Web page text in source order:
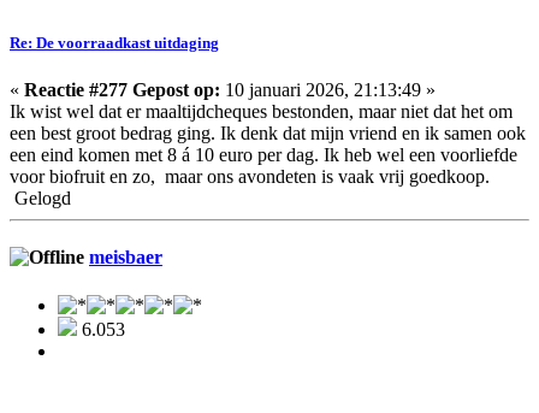
Re: De voorraadkast uitdaging
« Reactie #277 Gepost op: 10 januari 2026, 21:13:49 »
Ik wist wel dat er maaltijdcheques bestonden, maar niet dat het om
een best groot bedrag ging. Ik denk dat mijn vriend en ik samen ook
een eind komen met 8 á 10 euro per dag. Ik heb wel een voorliefde
voor biofruit en zo, maar ons avondeten is vaak vrij goedkoop.
Gelogd
meisbaer
6.053